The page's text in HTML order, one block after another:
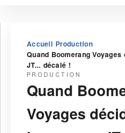
Accueil›Production›
Quand Boomerang
JT... décalé !
PRODUCTION
Quand
Voyages